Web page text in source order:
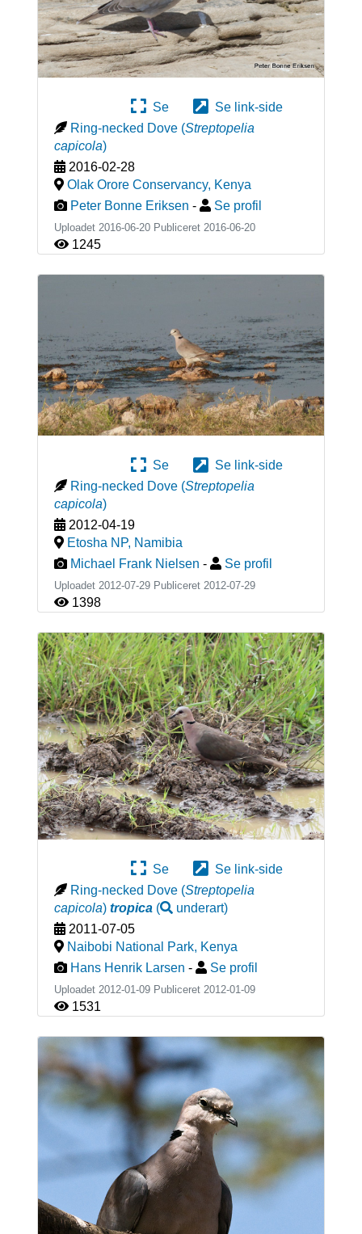
Se
Se link-side
Ring-necked Dove (Streptopelia
capicola)
2016-02-28
Olak Orore Conservancy, Kenya
Peter Bonne Eriksen - Se profil
Uploadet 2016-06-20 Publiceret 2016-06-20
1245
Se
Se link-side
Ring-necked Dove (Streptopelia
capicola)
2012-04-19
Etosha NP, Namibia
Michael Frank Nielsen - Se profil
Uploadet 2012-07-29 Publiceret 2012-07-29
1398
Se
Se link-side
Ring-necked Dove (Streptopelia
capicola) tropica( underart)
2011-07-05
Naibobi National Park, Kenya
Hans Henrik Larsen - Se profil
Uploadet 2012-01-09 Publiceret 2012-01-09
1531